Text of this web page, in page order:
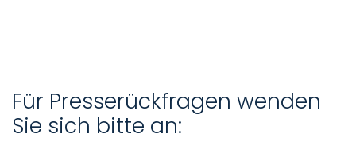
Für Presserückfragen wenden
Sie sich bitte an: